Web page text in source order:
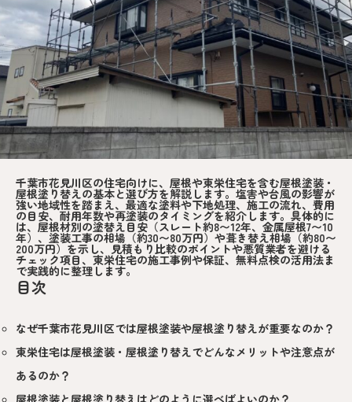
千葉市花見川区の住宅向けに、屋根や東栄住宅を含む屋根塗装・
屋根塗り替えの基本と選び方を解説します。塩害や台風の影響が
強い地域性を踏まえ、最適な塗料や下地処理、施工の流れ、費用
の目安、耐用年数や再塗装のタイミングを紹介します。具体的に
は、屋根材別の塗替え目安（スレート約8〜12年、金属屋根7〜10
年）、塗装工事の相場（約30〜80万円）や葺き替え相場（約80〜
200万円）を示し、見積もり比較のポイントや悪質業者を避ける
チェック項目、東栄住宅の施工事例や保証、無料点検の活用法ま
で実践的に整理します。
目次
なぜ千葉市花見川区では屋根塗装や屋根塗り替えが重要なのか？
東栄住宅は屋根塗装・屋根塗り替えでどんなメリットや注意点が
あるのか？